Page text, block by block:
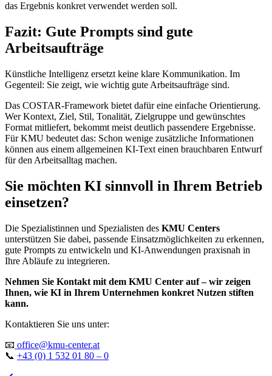
das Ergebnis konkret verwendet werden soll.
Fazit: Gute Prompts sind gute
Arbeitsaufträge
Künstliche Intelligenz ersetzt keine klare Kommunikation. Im
Gegenteil: Sie zeigt, wie wichtig gute Arbeitsaufträge sind.
Das COSTAR-Framework bietet dafür eine einfache Orientierung.
Wer Kontext, Ziel, Stil, Tonalität, Zielgruppe und gewünschtes
Format mitliefert, bekommt meist deutlich passendere Ergebnisse.
Für KMU bedeutet das: Schon wenige zusätzliche Informationen
können aus einem allgemeinen KI-Text einen brauchbaren Entwurf
für den Arbeitsalltag machen.
Sie möchten KI sinnvoll in Ihrem Betrieb
einsetzen?
Die Spezialistinnen und Spezialisten des KMU Centers
unterstützen Sie dabei, passende Einsatzmöglichkeiten zu erkennen,
gute Prompts zu entwickeln und KI-Anwendungen praxisnah in
Ihre Abläufe zu integrieren.
Nehmen Sie Kontakt mit dem KMU Center auf – wir zeigen
Ihnen, wie KI in Ihrem Unternehmen konkret Nutzen stiften
kann.
Kontaktieren Sie uns unter:
📧 office@kmu-center.at
📞 +43 (0) 1 532 01 80 – 0